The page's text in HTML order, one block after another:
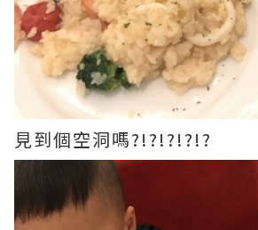
見到個空洞嗎?!?!?!?!?